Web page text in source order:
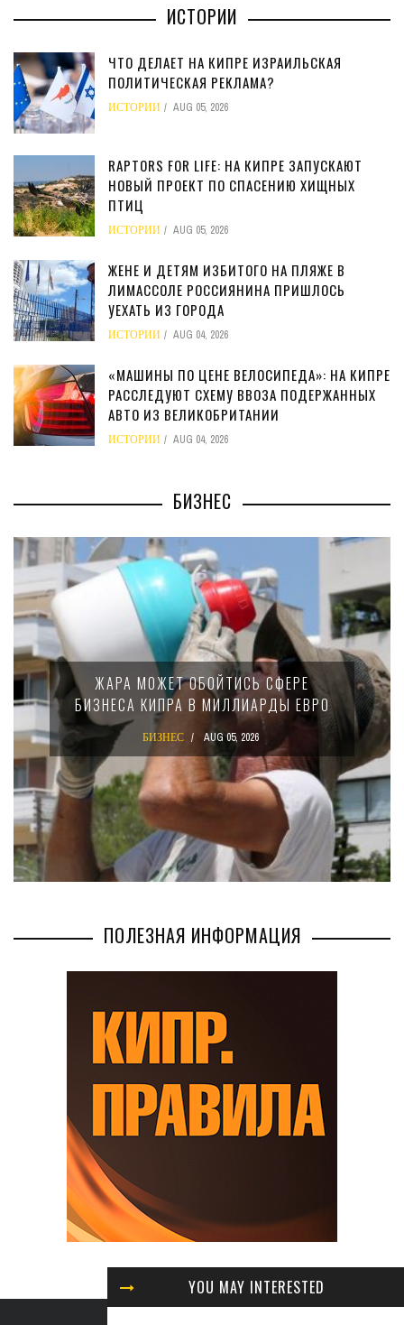
YOU MAY INTERESTED
ИСТОРИИ
ЧТО ДЕЛАЕТ НА КИПРЕ ИЗРАИЛЬСКАЯ
ПОЛИТИЧЕСКАЯ РЕКЛАМА?
ИСТОРИИ AUG 05, 2026
RAPTORS FOR LIFE: НА КИПРЕ ЗАПУСКАЮТ
НОВЫЙ ПРОЕКТ ПО СПАСЕНИЮ ХИЩНЫХ
ПТИЦ
ИСТОРИИ AUG 05, 2026
ЖЕНЕ И ДЕТЯМ ИЗБИТОГО НА ПЛЯЖЕ В
ЛИМАССОЛЕ РОССИЯНИНА ПРИШЛОСЬ
УЕХАТЬ ИЗ ГОРОДА
ИСТОРИИ AUG 04, 2026
«МАШИНЫ ПО ЦЕНЕ ВЕЛОСИПЕДА»: НА КИПРЕ
РАССЛЕДУЮТ СХЕМУ ВВОЗА ПОДЕРЖАННЫХ
АВТО ИЗ ВЕЛИКОБРИТАНИИ
ИСТОРИИ AUG 04, 2026
БИЗНЕС
ЖАРА МОЖЕТ ОБОЙТИСЬ СФЕРЕ
БИЗНЕСА КИПРА В МИЛЛИАРДЫ ЕВРО
БИЗНЕС AUG 05, 2026
ПОЛЕЗНАЯ ИНФОРМАЦИЯ